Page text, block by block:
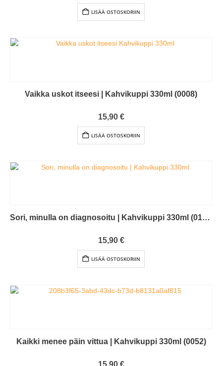
LISÄÄ OSTOSKORIIN
Vaikka uskot itseesi | Kahvikuppi 330ml (0008)
0out of 5
15,90 €
LISÄÄ OSTOSKORIIN
Sori, minulla on diagnosoitu | Kahvikuppi 330ml (0179)
0out of 5
15,90 €
LISÄÄ OSTOSKORIIN
Kaikki menee päin vittua | Kahvikuppi 330ml (0052)
0out of 5
15,90 €